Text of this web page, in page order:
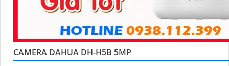
CAMERA DAHUA DH-H5B 5MP